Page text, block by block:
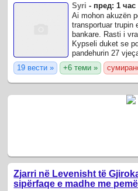
Syri - пред: 1 час
Ai mohon akuzën
transportuar trupin
bankare. Rasti i
Kypseli duket se
pandehurin 27
është përgjegjës
19 вести » +6 теми »
Zjarri në Levenisht të
sipërfaqe e madhe me